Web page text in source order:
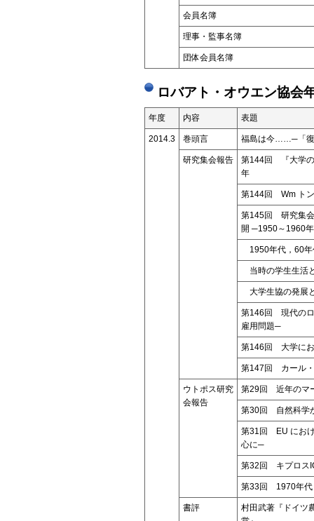
会員名簿
理事・監事名簿
団体会員名簿
ロバアト・オウエン協
年度 内容 表題
2014.3 巻頭言 福島は今……─「復
研究集会報告
第144回 『大学の
年
第144回 Wm トン
第145回 研究集会
開 ─1950～1960
1950年代，60年
当時の学生生活
大学生協の発展
第146回 現代のロ
雇用問題─
第146回 大学にお
第147回 カール・
ウトポス研究
会報告
第29回 近年のマ
第30回 自然科学
第31回 EU にお
心に─
第32回 キプロス
第33回 1970年代
書評
村田武著『ドイツ